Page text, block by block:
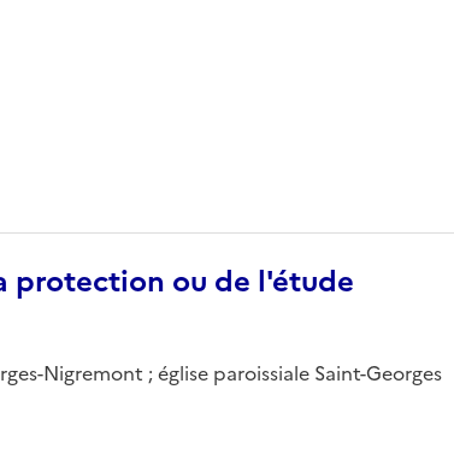
protection ou de l'étude
Nigremont ; église paroissiale Saint-Georges